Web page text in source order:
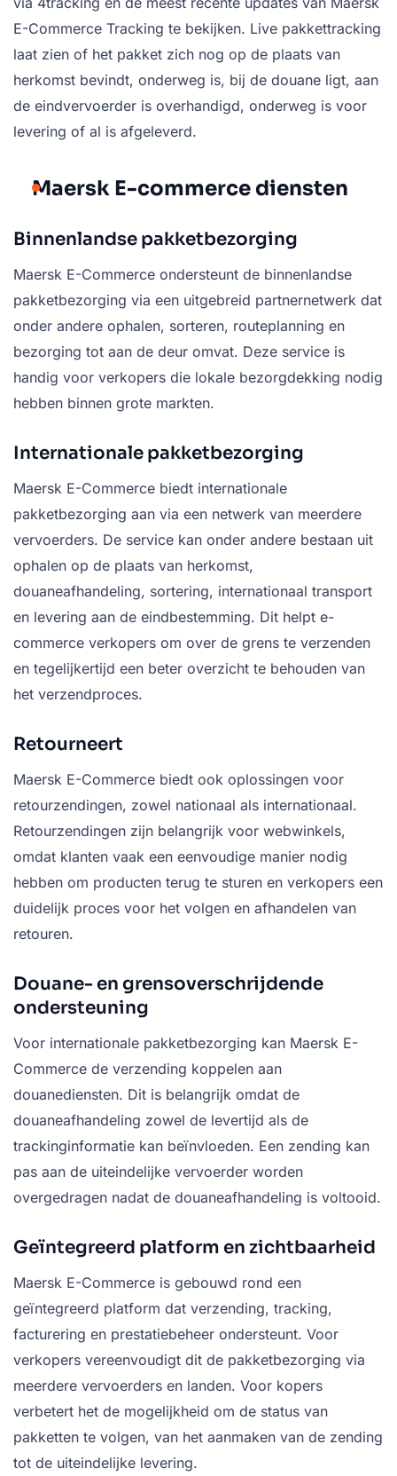
E-Commerce Tracking te bekijken. Live pakkettracking
laat zien of het pakket zich nog op de plaats van
herkomst bevindt, onderweg is, bij de douane ligt, aan
de eindvervoerder is overhandigd, onderweg is voor
levering of al is afgeleverd.
Maersk E-commerce diensten
Binnenlandse pakketbezorging
Maersk E-Commerce ondersteunt de binnenlandse
pakketbezorging via een uitgebreid partnernetwerk dat
onder andere ophalen, sorteren, routeplanning en
bezorging tot aan de deur omvat. Deze service is
handig voor verkopers die lokale bezorgdekking nodig
hebben binnen grote markten.
Internationale pakketbezorging
Maersk E-Commerce biedt internationale
pakketbezorging aan via een netwerk van meerdere
vervoerders. De service kan onder andere bestaan uit
ophalen op de plaats van herkomst,
douaneafhandeling, sortering, internationaal transport
en levering aan de eindbestemming. Dit helpt e-
commerce verkopers om over de grens te verzenden
en tegelijkertijd een beter overzicht te behouden van
het verzendproces.
Retourneert
Maersk E-Commerce biedt ook oplossingen voor
retourzendingen, zowel nationaal als internationaal.
Retourzendingen zijn belangrijk voor webwinkels,
omdat klanten vaak een eenvoudige manier nodig
hebben om producten terug te sturen en verkopers een
duidelijk proces voor het volgen en afhandelen van
retouren.
Douane- en grensoverschrijdende
ondersteuning
Voor internationale pakketbezorging kan Maersk E-
Commerce de verzending koppelen aan
douanediensten. Dit is belangrijk omdat de
douaneafhandeling zowel de levertijd als de
trackinginformatie kan beïnvloeden. Een zending kan
pas aan de uiteindelijke vervoerder worden
overgedragen nadat de douaneafhandeling is voltooid.
Geïntegreerd platform en zichtbaarheid
Maersk E-Commerce is gebouwd rond een
geïntegreerd platform dat verzending, tracking,
facturering en prestatiebeheer ondersteunt. Voor
verkopers vereenvoudigt dit de pakketbezorging via
meerdere vervoerders en landen. Voor kopers
verbetert het de mogelijkheid om de status van
pakketten te volgen, van het aanmaken van de zending
tot de uiteindelijke levering.